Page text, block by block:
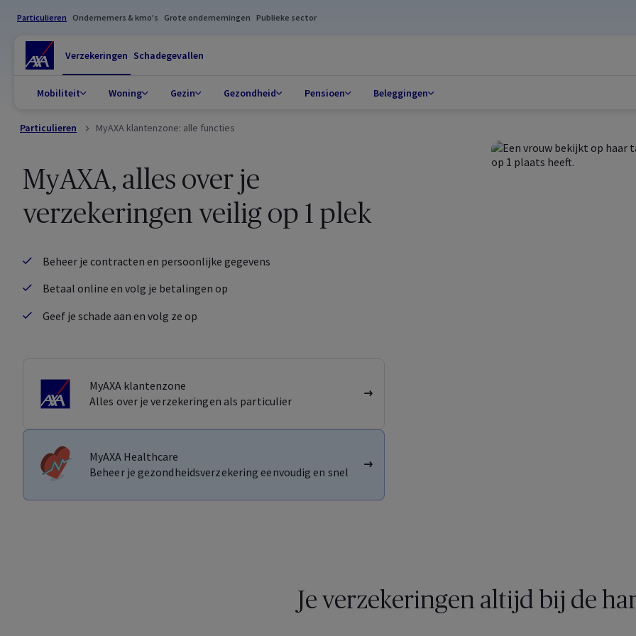
Particulieren Ondernemers & kmo's Grote ondernemingen Publieke sector
Verzekeringen Schadegevallen
Mobiliteit Woning Gezin Gezondheid Pensioen Beleggingen
Particulieren MyAXA klantenzone: alle functies
MyAXA, alles over je
verzekeringen veilig op 1 plek
Beheer je contracten en persoonlijke gegevens
Betaal online en volg je betalingen op
Geef je schade aan en volg ze op
MyAXA klantenzone
Alles over je verzekeringen als particulier
MyAXA Healthcare
Beheer je gezondheidsverzekering eenvoudig en snel
Je verzekeringen altijd bij de